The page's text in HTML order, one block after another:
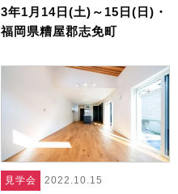
3年1月14日(土)～15日(日)・
福岡県糟屋郡志免町
見学会 2022.10.15